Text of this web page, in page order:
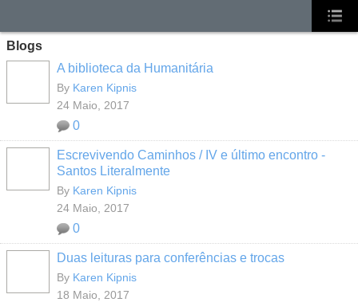
Blogs
A biblioteca da Humanitária
By Karen Kipnis
24 Maio, 2017
0
Escrevivendo Caminhos / IV e último encontro -
Santos Literalmente
By Karen Kipnis
24 Maio, 2017
0
Duas leituras para conferências e trocas
By Karen Kipnis
18 Maio, 2017